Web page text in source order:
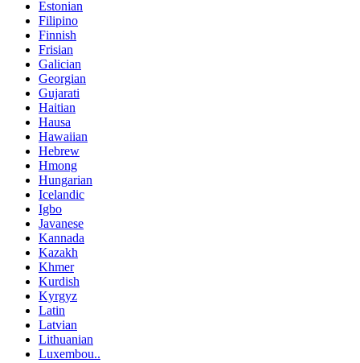
Estonian
Filipino
Finnish
Frisian
Galician
Georgian
Gujarati
Haitian
Hausa
Hawaiian
Hebrew
Hmong
Hungarian
Icelandic
Igbo
Javanese
Kannada
Kazakh
Khmer
Kurdish
Kyrgyz
Latin
Latvian
Lithuanian
Luxembou..